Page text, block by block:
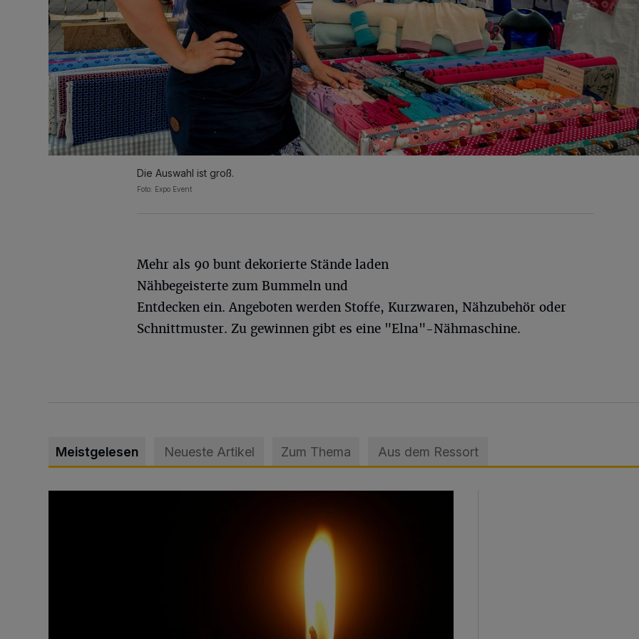
Die Auswahl ist groß.
Foto: Expo Event
Mehr als 90 bunt dekorierte Stände laden
Nähbegeisterte zum Bummeln und
Entdecken ein. Angeboten werden Stoffe, Kurzwaren, Nähzubehör oder
Schnittmuster. Zu gewinnen gibt es eine "Elna"-Nähmaschine.
Meistgelesen Neueste Artikel Zum Thema Aus dem Ressort